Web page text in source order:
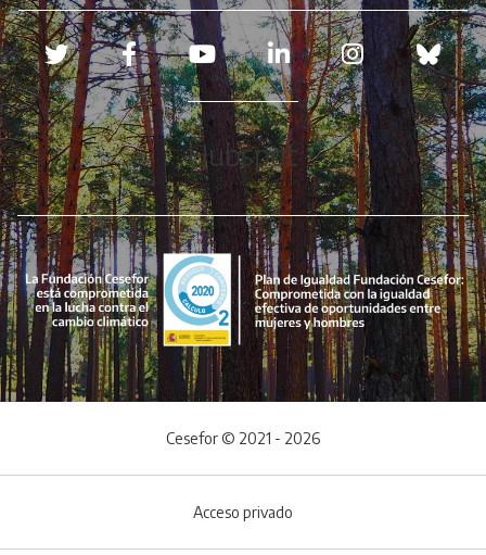
Redes sociales
Hubspot
Cesefor © 2021 - 2026
Acceso privado